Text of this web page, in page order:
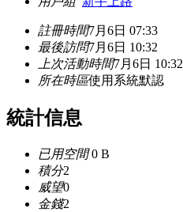
註冊時間7月6日 07:33
最後訪問7月6日 10:32
上次活動時間7月6日 10:32
所在時區使用系統默認
統計信息
已用空間0 B
積分2
威望0
金錢2